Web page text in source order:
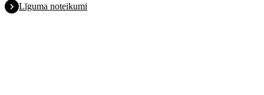
Līguma noteikumi